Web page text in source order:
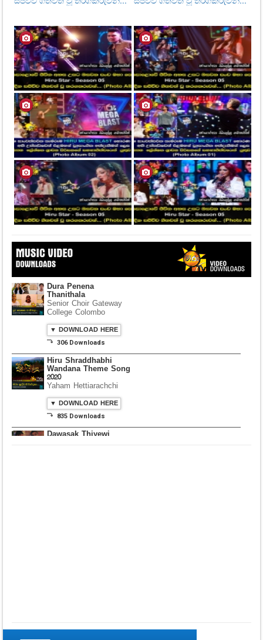
Dura Penena
Thanithala
Senior Choir Gateway
College Colombo
▼ DOWNLOAD HERE
⤵ 306 Downloads
Hiru Shraddhabhi
Wandana Theme Song
2020
Yaham Hettiarachchi
▼ DOWNLOAD HERE
⤵ 835 Downloads
Dawasak Thiyewi
Sanka Dineth